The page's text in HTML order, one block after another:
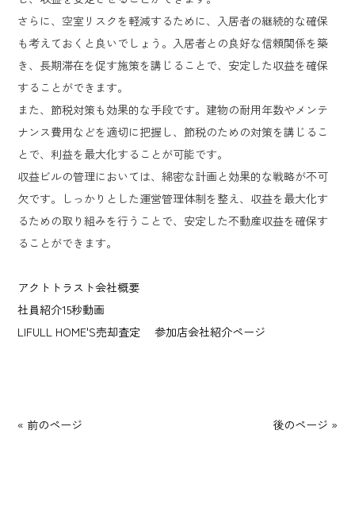
さらに、空室リスクを軽減するために、入居者の継続的な確保
も考えておくと良いでしょう。入居者との良好な信頼関係を築
き、長期滞在を促す施策を講じることで、安定した収益を確保
することができます。
また、節税対策も効果的な手段です。建物の耐用年数やメンテ
ナンス費用などを適切に把握し、節税のための対策を講じるこ
とで、利益を最大化することが可能です。
収益ビルの管理においては、綿密な計画と効果的な戦略が不可
欠です。しっかりとした運営管理体制を整え、収益を最大化す
るための取り組みを行うことで、安定した不動産収益を確保す
ることができます。
アクトトラスト会社概要
社員紹介15秒動画
LIFULL HOME'S売却査定 参加店会社紹介ページ
« 前のページ 後のページ »